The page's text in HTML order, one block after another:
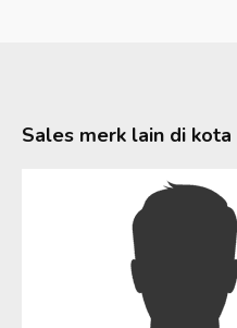
Sales merk lain di kota